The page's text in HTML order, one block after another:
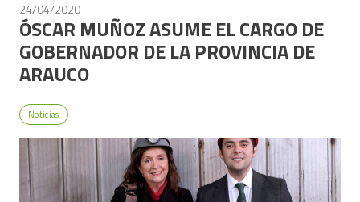
24/04/2020
ÓSCAR MUÑOZ ASUME EL CARGO DE
GOBERNADOR DE LA PROVINCIA DE
ARAUCO
Noticias